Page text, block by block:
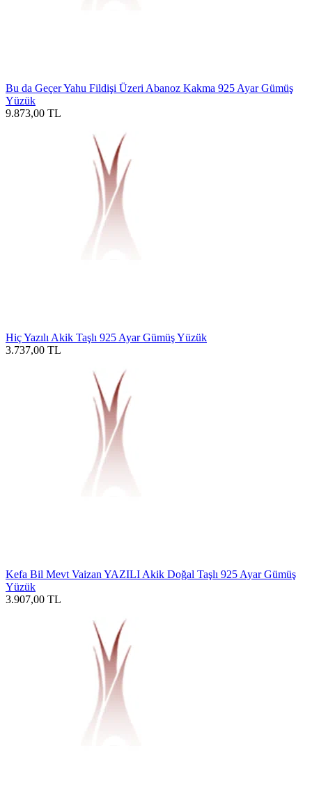
Bu da Geçer Yahu Fildişi Üzeri Abanoz Kakma 925 Ayar Gümüş
Yüzük
9.873,00 TL
Hiç Yazılı Akik Taşlı 925 Ayar Gümüş Yüzük
3.737,00 TL
Kefa Bil Mevt Vaizan YAZILI Akik Doğal Taşlı 925 Ayar Gümüş
Yüzük
3.907,00 TL